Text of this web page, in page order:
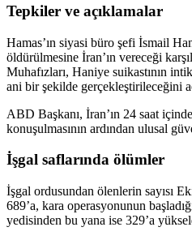
Tepkiler ve açıklamalar
Hamas’ın siyasi büro şefi İsmail
öldürülmesine İran’ın vereceği
Muhafızları, Haniye suikastının
ani bir şekilde gerçekleştirileceğini
ABD Başkanı, İran’ın 24 saat
konuşulmasının ardından ulusal
İşgal saflarında ölümler
İşgal ordusundan ölenlerin sayısı
689’a, kara operasyonunun
yedisinden bu yana ise 329’a